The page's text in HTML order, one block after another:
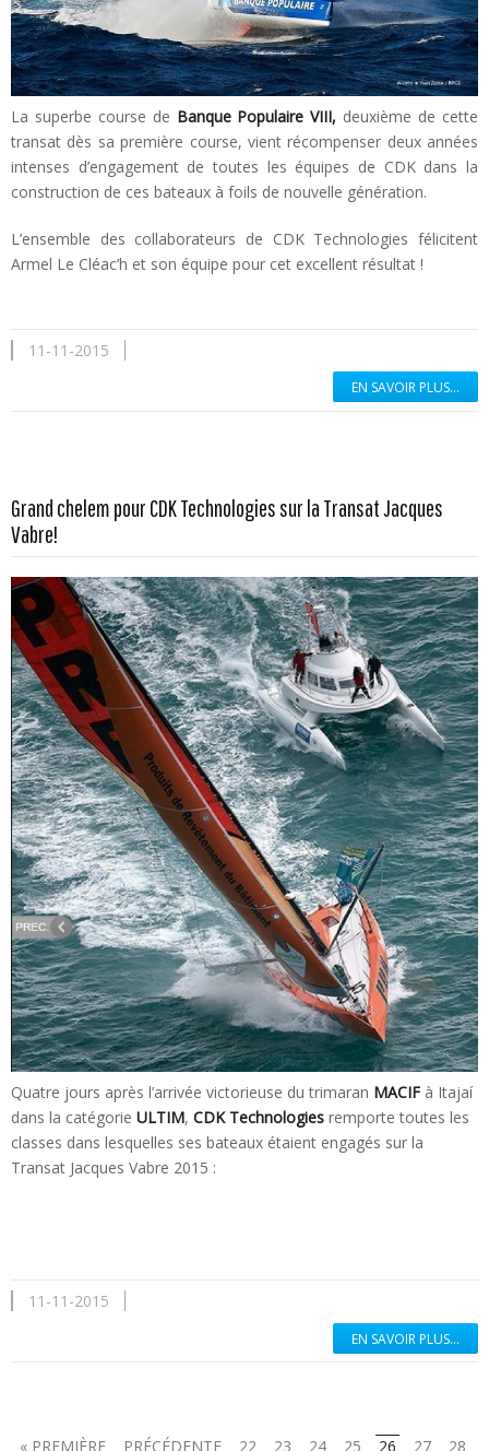
La superbe course de Banque Populaire VIII, deuxième de cette
transat dès sa première course, vient récompenser deux années
intenses d’engagement de toutes les équipes de CDK dans la
construction de ces bateaux à foils de nouvelle génération.
L’ensemble des collaborateurs de CDK Technologies félicitent
Armel Le Cléac’h et son équipe pour cet excellent résultat !
11-11-2015
EN SAVOIR PLUS...
Grand chelem pour CDK Technologies sur la Transat Jacques
Vabre!
Quatre jours après l’arrivée victorieuse du trimaran MACIF à Itajaí
dans la catégorie ULTIM, CDK Technologies remporte toutes les
classes dans lesquelles ses bateaux étaient engagés sur la
Transat Jacques Vabre 2015 :
11-11-2015
EN SAVOIR PLUS...
« PREMIÈRE PRÉCÉDENTE 22 23 24 25 26 27 28